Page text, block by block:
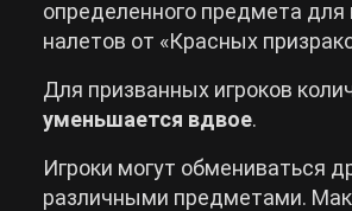
определенного предмета для
налетов от «Красных
Для призванных игроков
уменьшается вдвое.
Игроки могут обмениваться
различными предметами.